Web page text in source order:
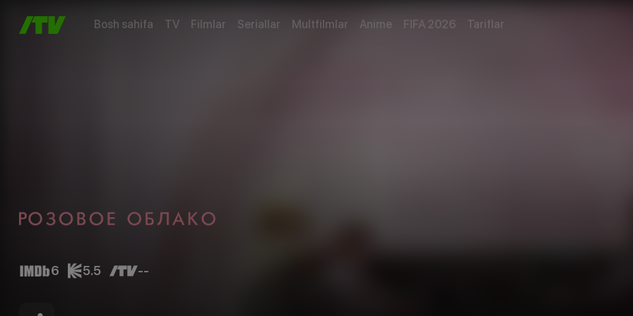
Bosh sahifa TV Filmlar Seriallar Multfilmlar Anime FIFA 2026 Tariflar
6 5.5 --